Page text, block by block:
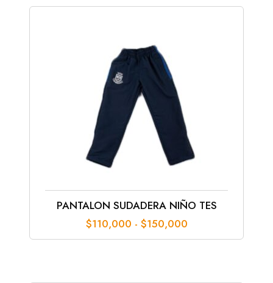
hasta
PANTALON SUDADERA NIÑO TES
$110,000 - $150,000Rango
de